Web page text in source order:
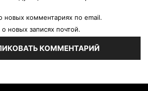
новых комментариях по email.
новых записях почтой.